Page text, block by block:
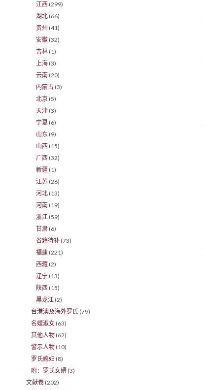
江西 (299)
湖北 (66)
贵州 (41)
安徽 (32)
吉林 (1)
上海 (3)
云南 (20)
内蒙古 (3)
北京 (5)
天津 (3)
宁夏 (6)
山东 (9)
山西 (15)
广西 (32)
新疆 (1)
江苏 (28)
河北 (13)
河南 (19)
浙江 (59)
甘肃 (6)
省籍待补 (73)
福建 (221)
西藏 (2)
辽宁 (13)
陕西 (15)
黑龙江 (2)
台港澳及海外罗氏 (79)
名嫒淑女 (63)
其他人物 (62)
警示人物 (10)
罗氏媳妇 (8)
附：罗氏女婿 (3)
文献卷 (202)